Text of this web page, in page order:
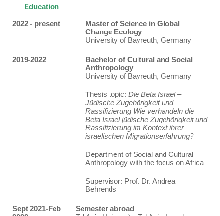
Education
2022 - present
Master of Science in Global
Change Ecology
University of Bayreuth, Germany
2019-2022
Bachelor of Cultural and Social
Anthropology
University of Bayreuth, Germany
Thesis topic: Die Beta Israel –
Jüdische Zugehörigkeit und
Rassifizierung Wie verhandeln die
Beta Israel jüdische Zugehörigkeit und
Rassifizierung im Kontext ihrer
israelischen Migrationserfahrung?
Department of Social and Cultural
Anthropology with the focus on Africa
Supervisor: Prof. Dr. Andrea
Behrends
Sept 2021-Feb
Semester abroad